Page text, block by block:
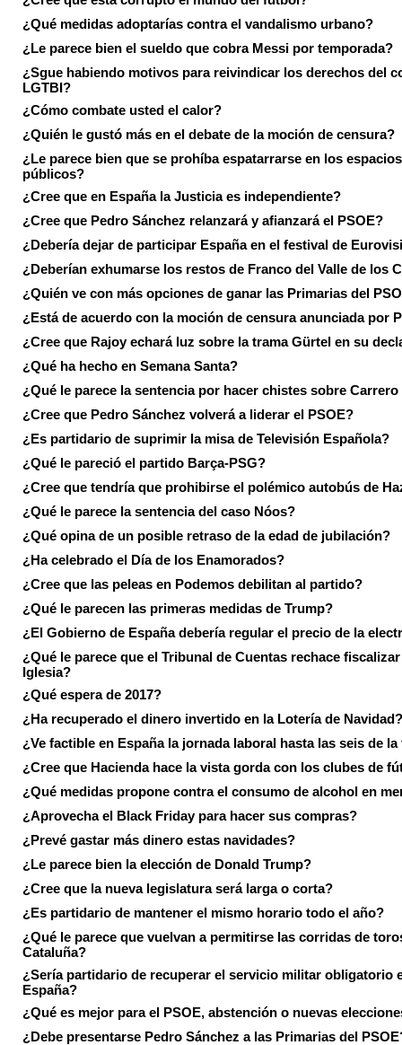
¿Qué medidas adoptarías contra el vandalismo urbano?
¿Le parece bien el sueldo que cobra Messi por temporada?
¿Sgue habiendo motivos para reivindicar los derechos del
LGTBI?
¿Cómo combate usted el calor?
¿Quién le gustó más en el debate de la moción de censura?
¿Le parece bien que se prohíba espatarrarse en los espacios
públicos?
¿Cree que en España la Justicia es independiente?
¿Cree que Pedro Sánchez relanzará y afianzará el PSOE?
¿Debería dejar de participar España en el festival de
¿Deberían exhumarse los restos de Franco del Valle de los
¿Quién ve con más opciones de ganar las Primarias del
¿Está de acuerdo con la moción de censura anunciada por
¿Cree que Rajoy echará luz sobre la trama Gürtel en su
¿Qué ha hecho en Semana Santa?
¿Qué le parece la sentencia por hacer chistes sobre
¿Cree que Pedro Sánchez volverá a liderar el PSOE?
¿Es partidario de suprimir la misa de Televisión Española?
¿Qué le pareció el partido Barça-PSG?
¿Cree que tendría que prohibirse el polémico autobús de
¿Qué le parece la sentencia del caso Nóos?
¿Qué opina de un posible retraso de la edad de jubilación?
¿Ha celebrado el Día de los Enamorados?
¿Cree que las peleas en Podemos debilitan al partido?
¿Qué le parecen las primeras medidas de Trump?
¿El Gobierno de España debería regular el precio de la
¿Qué le parece que el Tribunal de Cuentas rechace fiscalizar
Iglesia?
¿Qué espera de 2017?
¿Ha recuperado el dinero invertido en la Lotería de Navidad?
¿Ve factible en España la jornada laboral hasta las seis de la
¿Cree que Hacienda hace la vista gorda con los clubes de
¿Qué medidas propone contra el consumo de alcohol en
¿Aprovecha el Black Friday para hacer sus compras?
¿Prevé gastar más dinero estas navidades?
¿Le parece bien la elección de Donald Trump?
¿Cree que la nueva legislatura será larga o corta?
¿Es partidario de mantener el mismo horario todo el año?
¿Qué le parece que vuelvan a permitirse las corridas de
Cataluña?
¿Sería partidario de recuperar el servicio militar obligatorio
España?
¿Qué es mejor para el PSOE, abstención o nuevas
¿Debe presentarse Pedro Sánchez a las Primarias del